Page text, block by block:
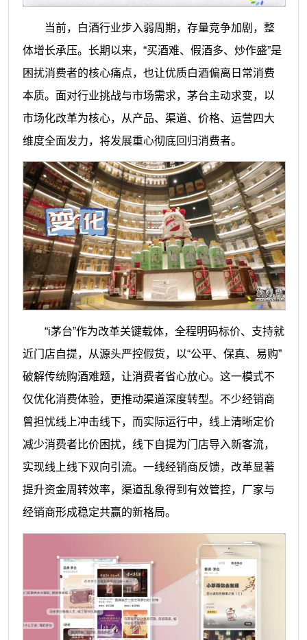
当前，白酒行业步入弱周期，存量竞争加剧，整
体增长承压。长期以来，“买酒难、假酒多、炒作盛”是
困扰消费者的核心痛点，也让优质白酒偏离日常消费
本质。面对行业挑战与市场需求，茅台主动求变，以
市场化改革为核心，从产品、渠道、价格、运营四大
维度全面发力，将发展重心彻底回归消费者。
“i茅台”作为改革关键载体，全程明码标价、支持就
近门店自提，从源头严控假货，以“公平、保真、易购”
破解传统购酒难题，让消费者省心放心。这一模式不
仅优化消费体验，更推动渠道深度转型。不少经销商
曾担忧线上冲击线下，而实际运行中，线上清晰定价
减少消费者比价困扰，线下自提为门店导入新客流，
实现线上线下双向引流。一线经销商反馈，改革显著
提升资金周转效率，渠道乱象得到有效管控，厂家与
经销商形成稳定共赢的新格局。